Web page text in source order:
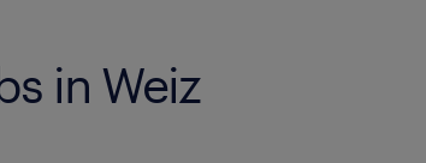
in Weiz